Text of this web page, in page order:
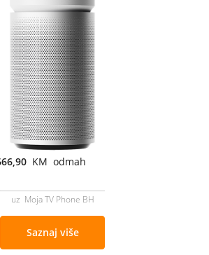
KM odmah
uz Moja TV Phone BH
Saznaj više